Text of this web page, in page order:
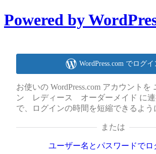
Powered by
WordPress.com でログイ
お使いの WordPress.com アカウントを
ン レディース オーダーメイド に連
で、ログインの時間を短縮できるよう
または
ユーザー名とパスワードでロ